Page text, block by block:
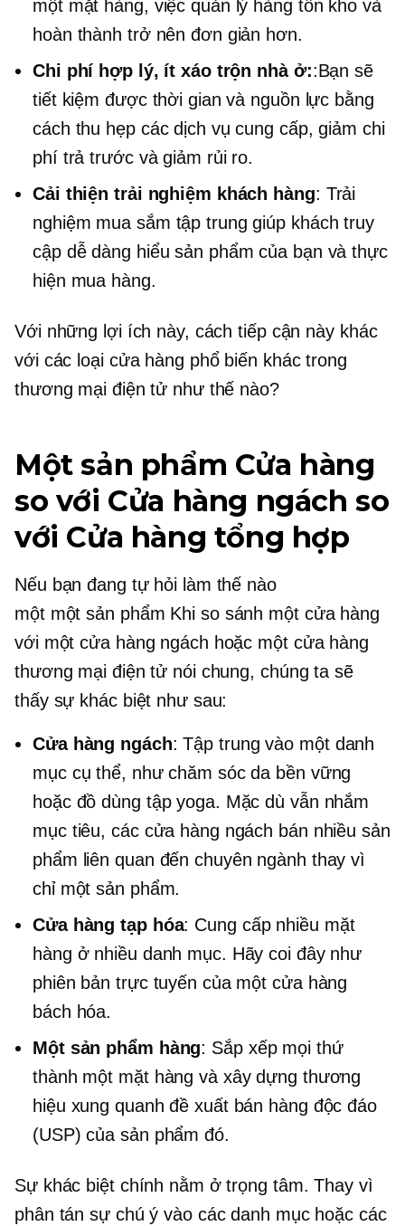
một mặt hàng, việc quản lý hàng tồn kho và
hoàn thành trở nên đơn giản hơn.
Chi phí hợp lý, ít xáo trộn nhà ở::Bạn sẽ
tiết kiệm được thời gian và nguồn lực bằng
cách thu hẹp các dịch vụ cung cấp, giảm chi
phí trả trước và giảm rủi ro.
Cải thiện trải nghiệm khách hàng: Trải
nghiệm mua sắm tập trung giúp khách truy
cập dễ dàng hiểu sản phẩm của bạn và thực
hiện mua hàng.
Với những lợi ích này, cách tiếp cận này khác
với các loại cửa hàng phổ biến khác trong
thương mại điện tử như thế nào?
Một sản phẩm Cửa hàng
so với Cửa hàng ngách so
với Cửa hàng tổng hợp
Nếu bạn đang tự hỏi làm thế nào
một một sản phẩm Khi so sánh một cửa hàng
với một cửa hàng ngách hoặc một cửa hàng
thương mại điện tử nói chung, chúng ta sẽ
thấy sự khác biệt như sau:
Cửa hàng ngách: Tập trung vào một danh
mục cụ thể, như chăm sóc da bền vững
hoặc đồ dùng tập yoga. Mặc dù vẫn nhắm
mục tiêu, các cửa hàng ngách bán nhiều sản
phẩm liên quan đến chuyên ngành thay vì
chỉ một sản phẩm.
Cửa hàng tạp hóa: Cung cấp nhiều mặt
hàng ở nhiều danh mục. Hãy coi đây như
phiên bản trực tuyến của một cửa hàng
bách hóa.
Một sản phẩm hàng: Sắp xếp mọi thứ
thành một mặt hàng và xây dựng thương
hiệu xung quanh đề xuất bán hàng độc đáo
(USP) của sản phẩm đó.
Sự khác biệt chính nằm ở trọng tâm. Thay vì
phân tán sự chú ý vào các danh mục hoặc các